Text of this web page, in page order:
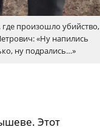
произошло убийство,
«Ну напились
ну подрались…»
Этот